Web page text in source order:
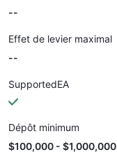
--
Effet de levier maximal
--
SupportedEA
Dépôt minimum
$100,000 - $1,000,000